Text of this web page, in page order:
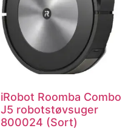
iRobot Roomba Combo
J5 robotstøvsuger
800024 (Sort)